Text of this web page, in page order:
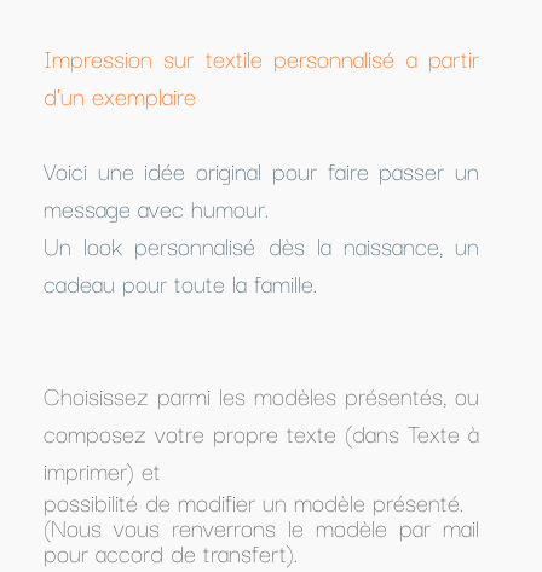
Impression sur textile personnalisé a partir
d'un exemplaire
Voici une idée original pour faire passer un
message avec humour.
Un look personnalisé dès la naissance, un
cadeau pour toute la famille.
Choisissez parmi les modèles présentés, ou
composez votre propre texte (dans Texte à
imprimer) et
possibilité de modifier un modèle présenté.
(Nous vous renverrons le modèle par mail
pour accord de transfert).